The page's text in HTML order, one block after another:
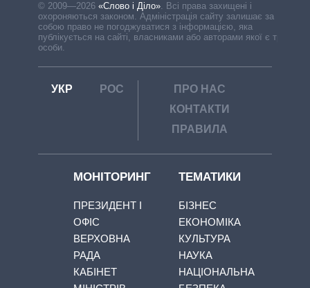
© 2009—2026 «Слово і Діло». Всі права захищені і
охороняються законом. Адміністрація сайту залишає за
собою право не погоджуватися з інформацією, яка
публікується на сайті, власниками або авторами якої є треті
особи.
УКР РОС
ПРО НАС
КОНТАКТИ
ПРАВИЛА
МОНІТОРИНГ
ПРЕЗИДЕНТ І
ОФІС
ВЕРХОВНА
РАДА
КАБІНЕТ
ТЕМАТИКИ
БІЗНЕС
ЕКОНОМІКА
КУЛЬТУРА
НАУКА
НАЦІОНАЛЬНА